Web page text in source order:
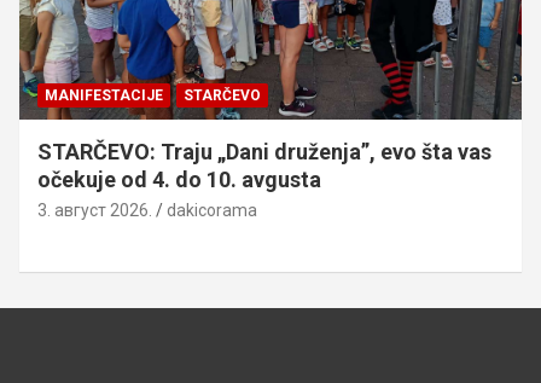
MANIFESTACIJE STARČEVO
STARČEVO: Traju „Dani druženja”, evo šta vas
očekuje od 4. do 10. avgusta
3. август 2026. dakicorama